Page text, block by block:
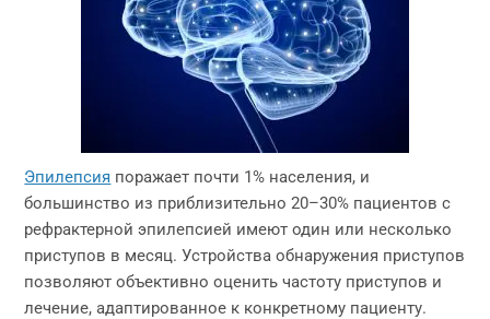
Эпилепсия поражает почти 1% населения, и
большинство из приблизительно 20–30% пациентов с
рефрактерной эпилепсией имеют один или несколько
приступов в месяц. Устройства обнаружения приступов
позволяют объективно оценить частоту приступов и
лечение, адаптированное к конкретному пациенту.